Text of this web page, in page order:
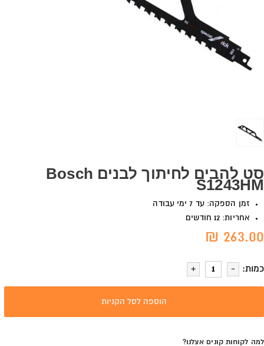
סט להבים לחיתוך לבנים Bosch
S1243HM
זמן הספקה: עד 7 ימי עבודה
אחריות: 12 חודשים
263.00 ₪
כמות:
הוספה לסל הקניות
למה לקוחות קונים אצלנו?